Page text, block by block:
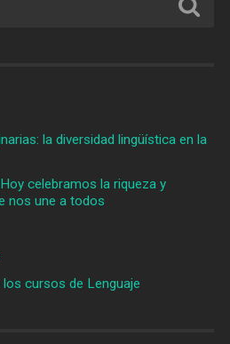
la diversidad lingüística en la
celebramos la riqueza y
nos une a todos
cursos de Lenguaje